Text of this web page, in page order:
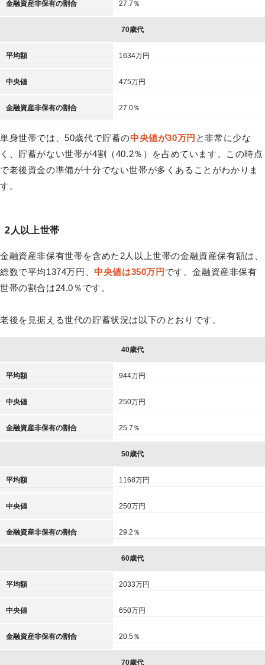
金融資産非保有の割合 27.7％
70歳代
平均額 1634万円
中央値 475万円
金融資産非保有の割合 27.0％
単身世帯では、50歳代で貯蓄の中央値が30万円 と非常に少な
く、貯蓄がない世帯が4割（40.2％）を占めています。この時点
で老後資金の準備が十分でない世帯が多くあることがわかりま
す。
2人以上世帯
金融資産非保有世帯を含めた2人以上世帯の金融資産保有額は、
総数で平均1374万円、中央値は350万円 です。金融資産非保有
世帯の割合は24.0％です。
老後を見据える世代の貯蓄状況は以下のとおりです。
40歳代
平均額 944万円
中央値 250万円
金融資産非保有の割合 25.7％
50歳代
平均額 1168万円
中央値 250万円
金融資産非保有の割合 29.2％
60歳代
平均額 2033万円
中央値 650万円
金融資産非保有の割合 20.5％
70歳代